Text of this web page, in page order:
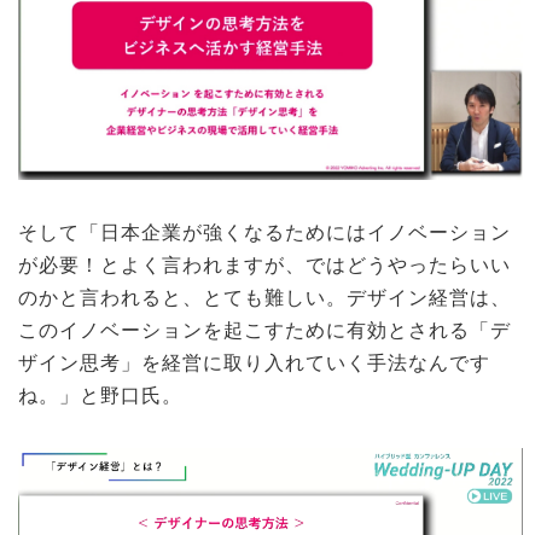
そして「日本企業が強くなるためにはイノベーション
が必要！とよく言われますが、ではどうやったらいい
のかと言われると、とても難しい。デザイン経営は、
このイノベーションを起こすために有効とされる「デ
ザイン思考」を経営に取り入れていく手法なんです
ね。」と野口氏。